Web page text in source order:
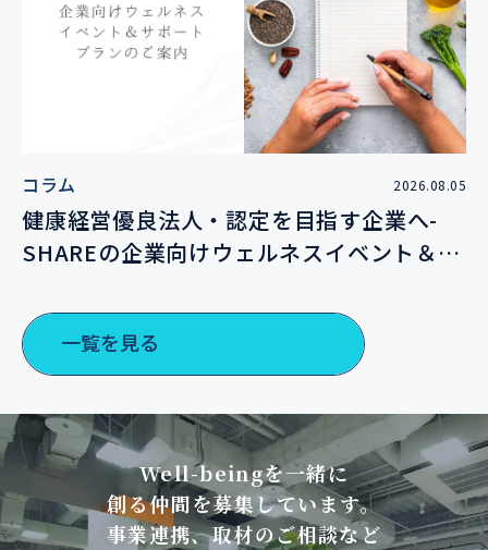
コラム 2026.08.05
健康経営優良法人・認定を目指す企業へ-
SHAREの企業向けウェルネスイベント＆サ
一覧を見る
Well-beingを一緒に
創る仲間を募集しています。
事業連携、取材のご相談など